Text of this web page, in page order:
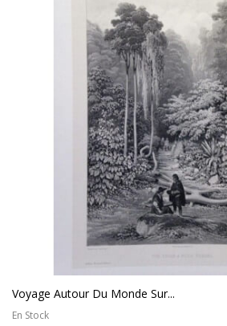
Voyage Autour Du Monde Sur...
En Stock